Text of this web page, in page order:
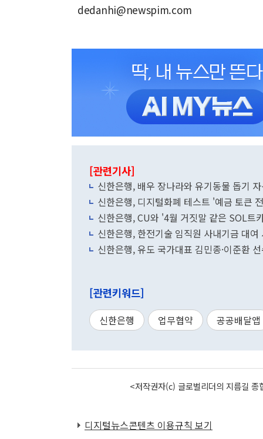
dedanhi@newspim.com
[관련기사]
신한은행, 배우 장나라와 유기동물 돕기
신한은행, 디지털화폐 테스트 '예금 토큰
신한은행, CU와 '4월 거짓말 같은 SOL트
신한은행, 한전기술 임직원 사내기금 대
신한은행, 유도 국가대표 김민종·이준환
[관련키워드]
신한은행 업무협약 공공배달앱
<저작권자(c) 글로벌리더의 지름길
디지털뉴스콘텐츠 이용규칙 보기